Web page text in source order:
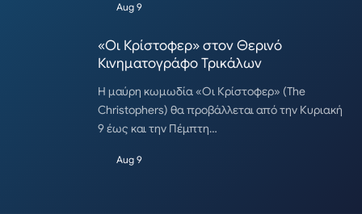
Aug 9
«Οι Κρίστοφερ» στον Θερινό
Κινηματογράφο Τρικάλων
Η μαύρη κωμωδία «Οι Κρίστοφερ» (The
Christophers) θα προβάλλεται από την Κυριακή
9 έως και την Πέμπτη…
Aug 9